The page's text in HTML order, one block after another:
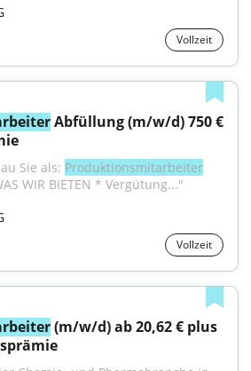
Vollzeit
Abfüllung (m/w/d) 750 €
Sie als: Produktionsmitarbeiter
WIR BIETEN * Vergütung..."
Vollzeit
(m/w/d) ab 20,62 € plus